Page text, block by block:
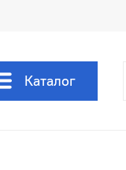
Каталог